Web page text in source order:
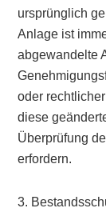
ursprünglich
Anlage ist
abgewandelte
oder
diese
Überprüfung
erfordern.
3.